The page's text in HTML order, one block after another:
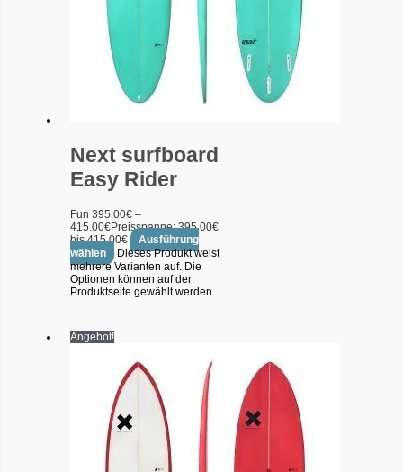
Next surfboard
Easy Rider
Fun395.00€ –
415.00€Preisspanne: 395.00€
bis 415.00€
Ausführung
wählen
Dieses Produkt weist
mehrere Varianten auf. Die
Optionen können auf der
Produktseite gewählt werden
Angebot!